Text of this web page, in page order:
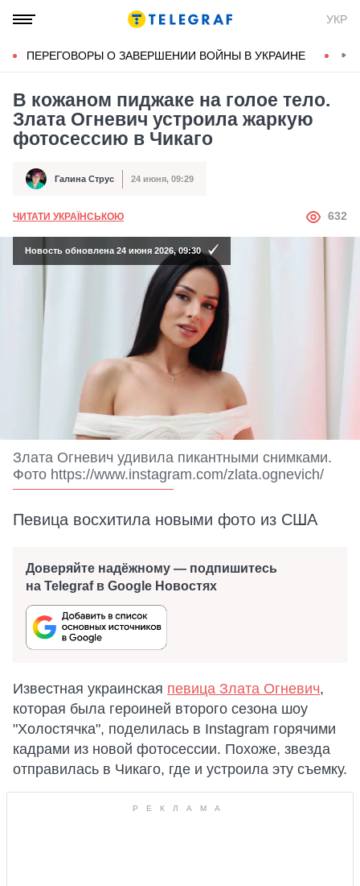
УКР
ПЕРЕГОВОРЫ О ЗАВЕРШЕНИИ ВОЙНЫ В УКРАИНЕ
В кожаном пиджаке на голое тело.
Злата Огневич устроила жаркую
фотосессию в Чикаго
Автор Галина Струс
Дата публикации 24 июня, 09:29
ЧИТАТИ УКРАЇНСЬКОЮ АВТОР
632
Новость обновлена 24 июня 2026, 09:30
Злата Огневич удивила пикантными снимками.
Фото https://www.instagram.com/zlata.ognevich/
Певица восхитила новыми фото из США
Доверяйте надёжному — подпишитесь
на Telegraf в Google Новостях
Известная украинская певица Злата Огневич,
которая была героиней второго сезона шоу
"Холостячка", поделилась в Instagram горячими
кадрами из новой фотосессии. Похоже, звезда
отправилась в Чикаго, где и устроила эту съемку.